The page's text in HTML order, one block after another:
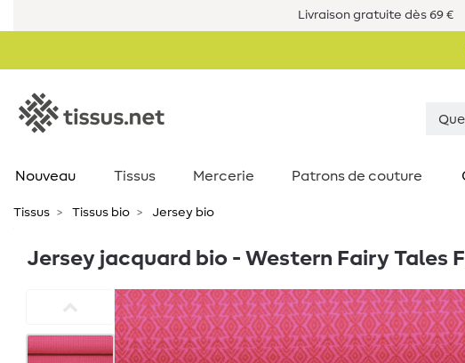
Livraison gratuite dès 69 €
Nouveau Tissus Mercerie Patrons de couture
Tissus Tissus bio Jersey bio
Jersey jacquard bio - Western Fairy Tales